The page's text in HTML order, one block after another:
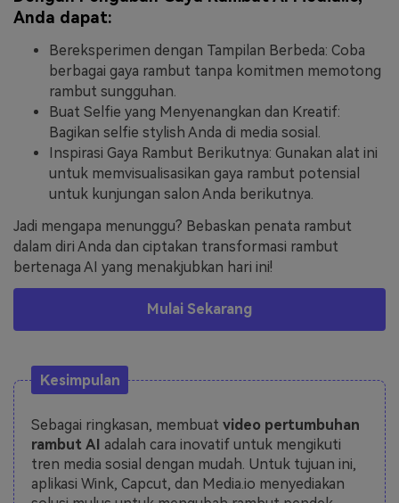
Anda dapat:
Bereksperimen dengan Tampilan Berbeda: Coba
berbagai gaya rambut tanpa komitmen memotong
rambut sungguhan.
Buat Selfie yang Menyenangkan dan Kreatif:
Bagikan selfie stylish Anda di media sosial.
Inspirasi Gaya Rambut Berikutnya: Gunakan alat ini
untuk memvisualisasikan gaya rambut potensial
untuk kunjungan salon Anda berikutnya.
Jadi mengapa menunggu? Bebaskan penata rambut
dalam diri Anda dan ciptakan transformasi rambut
bertenaga AI yang menakjubkan hari ini!
Mulai Sekarang
Kesimpulan
Sebagai ringkasan, membuatvideo pertumbuhan
rambut AI adalah cara inovatif untuk mengikuti
tren media sosial dengan mudah. Untuk tujuan ini,
aplikasi Wink, Capcut, dan Media.io menyediakan